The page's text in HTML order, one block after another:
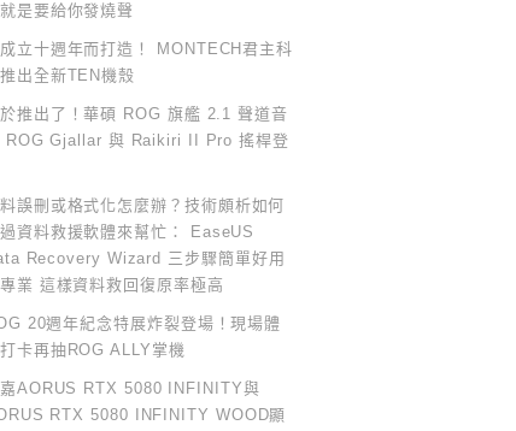
是要給你發燒聲
立十週年而打造！ MONTECH君主科
出全新TEN機殼
推出了！華碩 ROG 旗艦 2.1 聲道音
ROG Gjallar 與 Raikiri II Pro 搖桿登
誤刪或格式化怎麼辦？技術頗析如何
資料救援軟體來幫忙： EaseUS
Recovery Wizard 三步驟簡單好用
專業 這樣資料救回復原率極高
20週年紀念特展炸裂登場！現場體
卡再抽ROG ALLY掌機
AORUS RTX 5080 INFINITY與
RTX 5080 INFINITY WOOD顯